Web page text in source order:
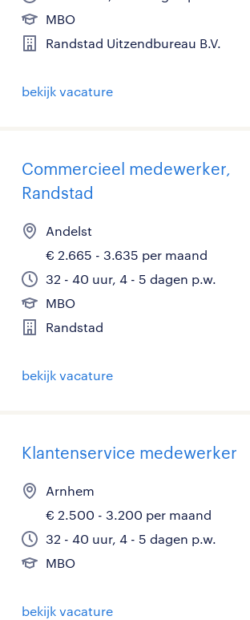
MBO
Randstad Uitzendbureau B.V.
bekijk vacature
Commercieel medewerker,
Randstad
Andelst
€ 2.665 - 3.635 per maand
32 - 40 uur, 4 - 5 dagen p.w.
MBO
Randstad
bekijk vacature
Klantenservice medewerker
Arnhem
€ 2.500 - 3.200 per maand
32 - 40 uur, 4 - 5 dagen p.w.
MBO
bekijk vacature